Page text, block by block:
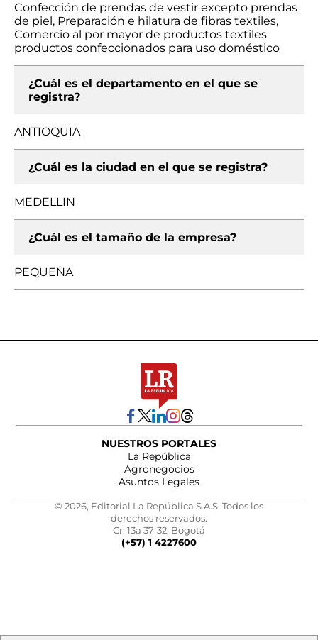
Confección de prendas de vestir excepto prendas
de piel, Preparación e hilatura de fibras textiles,
Comercio al por mayor de productos textiles
productos confeccionados para uso doméstico
¿Cuál es el departamento en el que se
registra?
ANTIOQUIA
¿Cuál es la ciudad en el que se registra?
MEDELLIN
¿Cuál es el tamaño de la empresa?
PEQUEÑA
NUESTROS PORTALES
La República
Agronegocios
Asuntos Legales
© 2026, Editorial La República S.A.S. Todos los
derechos reservados.
Cr. 13a 37-32, Bogotá
(+57) 1 4227600